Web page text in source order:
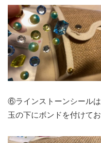
⑥ラインストーンシール
玉の下にボンドを付けてお